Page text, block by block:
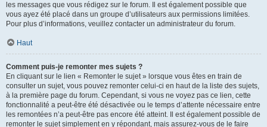
les messages que vous rédigez sur le forum. Il est également possible que
vous ayez été placé dans un groupe d’utilisateurs aux permissions limitées.
Pour plus d’informations, veuillez contacter un administrateur du forum.
Haut
Comment puis-je remonter mes sujets ?
En cliquant sur le lien « Remonter le sujet » lorsque vous êtes en train de
consulter un sujet, vous pouvez remonter celui-ci en haut de la liste des sujets,
à la première page du forum. Cependant, si vous ne voyez pas ce lien, cette
fonctionnalité a peut-être été désactivée ou le temps d’attente nécessaire entre
les remontées n’a peut-être pas encore été atteint. Il est également possible de
remonter le sujet simplement en y répondant, mais assurez-vous de le faire